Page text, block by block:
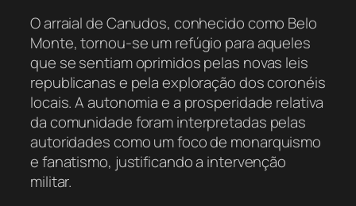
O arraial de Canudos, conhecido como Belo
Monte, tornou-se um refúgio para aqueles
que se sentiam oprimidos pelas novas leis
republicanas e pela exploração dos coronéis
locais. A autonomia e a prosperidade relativa
da comunidade foram interpretadas pelas
autoridades como um foco de monarquismo
e fanatismo, justificando a intervenção
militar.